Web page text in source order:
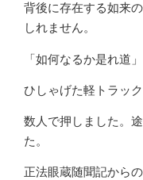
背後に存在する如来
しれません。
「如何なるか是れ道」
ひしゃげた軽トラッ
数人で押しました。
た。
正法眼蔵随聞記からの